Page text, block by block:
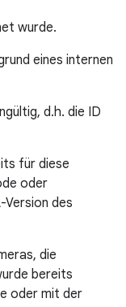
wurde.
eines internen
d.h. die ID
für diese
oder
Version des
die
bereits
oder mit der